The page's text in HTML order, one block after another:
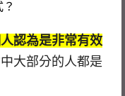
認為是非常有效
大部分的人都是